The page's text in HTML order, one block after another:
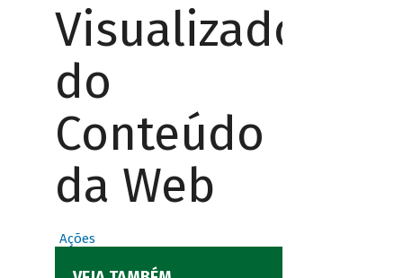
Visualizador
do
Conteúdo
da Web
Ações